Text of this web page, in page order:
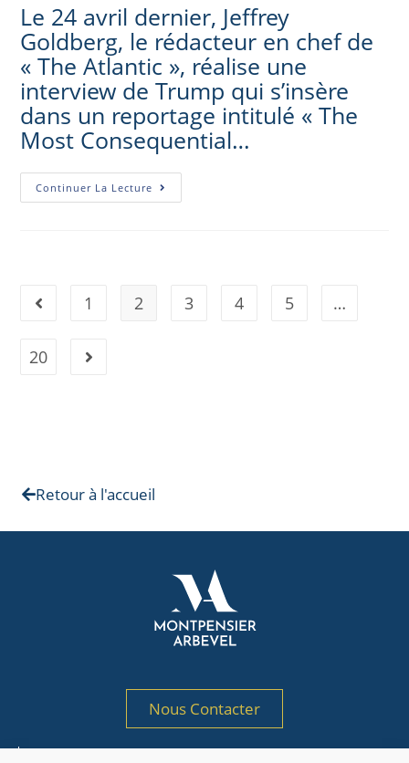
Le 24 avril dernier, Jeffrey
Goldberg, le rédacteur en chef de
« The Atlantic », réalise une
interview de Trump qui s’insère
dans un reportage intitulé « The
Most Consequential…
Continuer La Lecture
1 2 3 4 5 …
20
Retour à l'accueil
Nous Contacter